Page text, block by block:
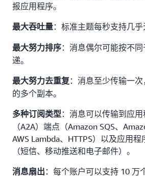
报应用程序。
最大吞吐量：标准主题每秒支持几乎
最大努力排序：消息偶尔可能按不
递。
最大努力去重复 ：消息至少传输一
的多个副本。
多种订阅类型 ：消息可以传输到应
（A2A）端点（Amazon SQS、
AWS Lambda、HTTPS）以及应用
（短信、移动推送和电子邮件）。
消息扇出 ：每个账户可以支持 10 万